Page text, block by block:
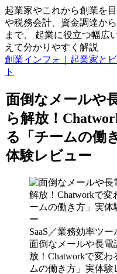
起業家やこれから創業を
や税務会計、資金調達か
まで、 起業に役立つ幅広
えて分かりやすく解説
創業インフォ｜起業家と
ト
面倒なメールや
ら解放！
る「チームの働
体験レビュー
SaaS／業務効率ツー
面倒なメールや長電
放！Chatworkで変わ
ムの働き方」実体験